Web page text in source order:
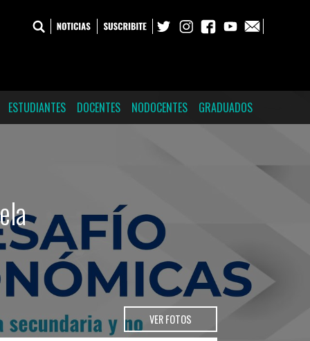
GRADUADOS
NODOCENTES
DOCENTES
ESTUDIANTES
VER FOTOS